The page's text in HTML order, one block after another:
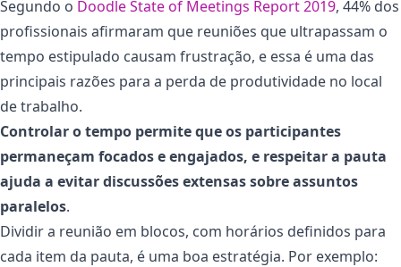
Segundo o Doodle State of Meetings Report 2019, 44% dos
profissionais afirmaram que reuniões que ultrapassam o
tempo estipulado causam frustração, e essa é uma das
principais razões para a perda de produtividade no local
de trabalho.
Controlar o tempo permite que os participantes
permaneçam focados e engajados, e respeitar a pauta
ajuda a evitar discussões extensas sobre assuntos
paralelos.
Dividir a reunião em blocos, com horários definidos para
cada item da pauta, é uma boa estratégia. Por exemplo: